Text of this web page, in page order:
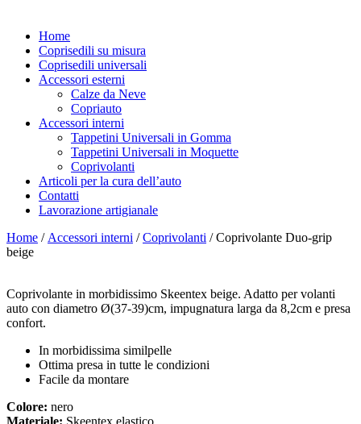
Home
Coprisedili su misura
Coprisedili universali
Accessori esterni
Calze da Neve
Copriauto
Accessori interni
Tappetini Universali in Gomma
Tappetini Universali in Moquette
Coprivolanti
Articoli per la cura dell’auto
Contatti
Lavorazione artigianale
Home / Accessori interni /Coprivolanti / Coprivolante Duo-grip
beige
Coprivolante in morbidissimo Skeentex beige. Adatto per volanti
auto con diametro Ø(37-39)cm, impugnatura larga da 8,2cm e presa
confort.
In morbidissima similpelle
Ottima presa in tutte le condizioni
Facile da montare
Colore: nero
Materiale: Skeentex elastico